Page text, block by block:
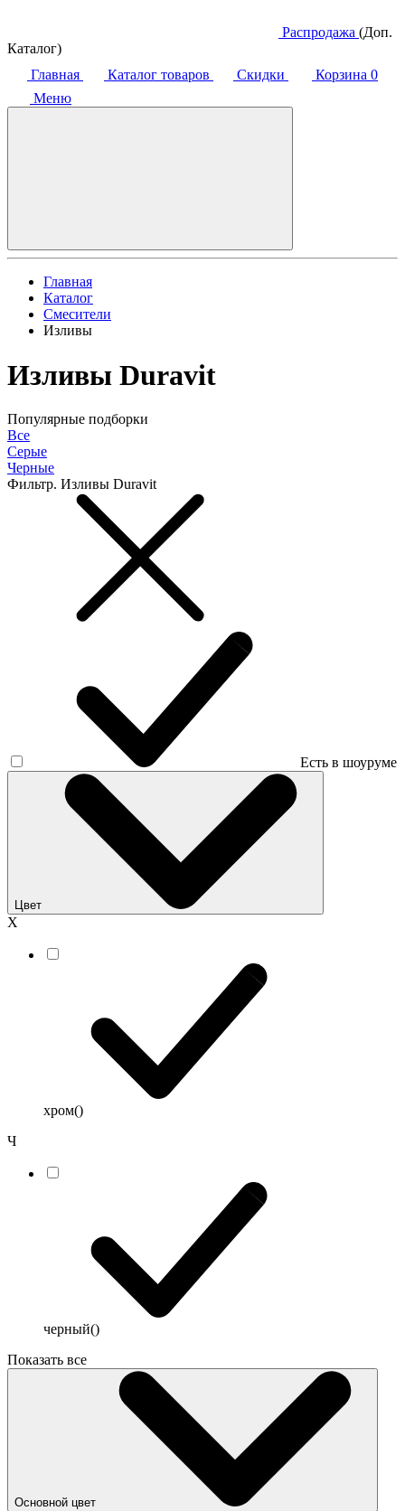
Распродажа (Доп.
Каталог)
Главная
Каталог товаров Скидки Корзина 0
Меню
Главная
Каталог
Смесители
Изливы
Изливы Duravit
Популярные подборки
Все
Серые
Черные
Фильтр. Изливы Duravit
Есть в шоуруме
Цвет
Х
хром()
Ч
черный()
Показать все
Основной цвет